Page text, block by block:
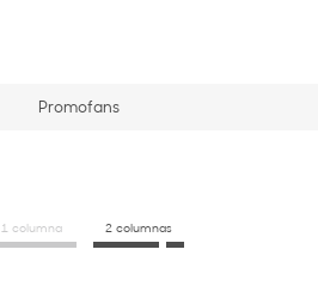
Promofans
1 columna 2 columnas